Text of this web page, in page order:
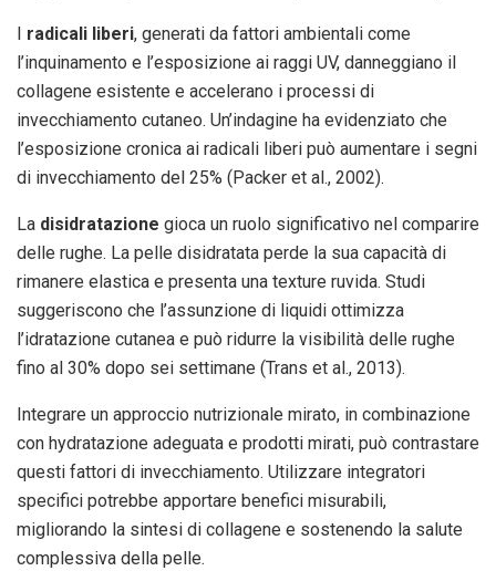
radicali liberi, generati da fattori ambientali come
l’inquinamento e l’esposizione ai raggi UV, danneggiano il
collagene esistente e accelerano i processi di
invecchiamento cutaneo. Un’indagine ha evidenziato che
l’esposizione cronica ai radicali liberi può aumentare i segni
di invecchiamento del 25% (Packer et al., 2002).
La disidratazione gioca un ruolo significativo nel comparire
delle rughe. La pelle disidratata perde la sua capacità di
rimanere elastica e presenta una texture ruvida. Studi
suggeriscono che l’assunzione di liquidi ottimizza
l’idratazione cutanea e può ridurre la visibilità delle rughe
fino al 30% dopo sei settimane (Trans et al., 2013).
Integrare un approccio nutrizionale mirato, in combinazione
con hydratazione adeguata e prodotti mirati, può contrastare
questi fattori di invecchiamento. Utilizzare integratori
specifici potrebbe apportare benefici misurabili,
migliorando la sintesi di collagene e sostenendo la salute
complessiva della pelle.